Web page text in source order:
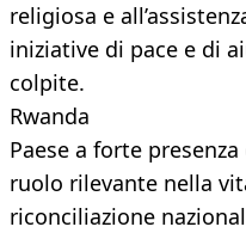
religiosa e
iniziative di pace e di
colpite.
Rwanda
Paese a forte
ruolo rilevante nella
riconciliazione